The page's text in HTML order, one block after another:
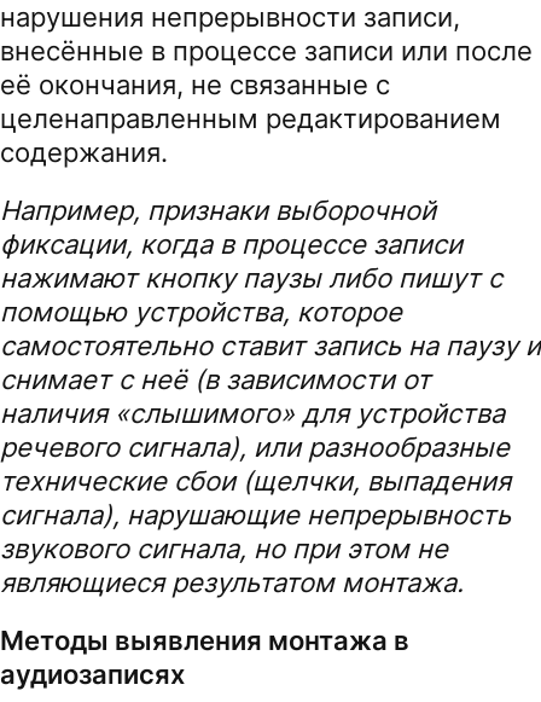
нарушения непрерывности записи,
внесённые в процессе записи или после
её окончания, не связанные с
целенаправленным редактированием
содержания.
Например, признаки выборочной
фиксации, когда в процессе записи
нажимают кнопку паузы либо пишут с
помощью устройства, которое
самостоятельно ставит запись на паузу и
снимает с неё (в зависимости от
наличия «слышимого» для устройства
речевого сигнала), или разнообразные
технические сбои (щелчки, выпадения
сигнала), нарушающие непрерывность
звукового сигнала, но при этом не
являющиеся результатом монтажа.
Методы выявления монтажа в
аудиозаписях